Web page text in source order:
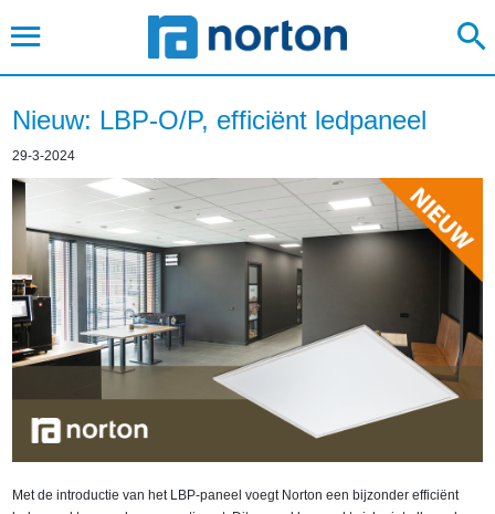
Nieuw: LBP-O/P, efficiënt ledpaneel
29-3-2024
Met de introductie van het LBP-paneel voegt Norton een bijzonder efficiënt